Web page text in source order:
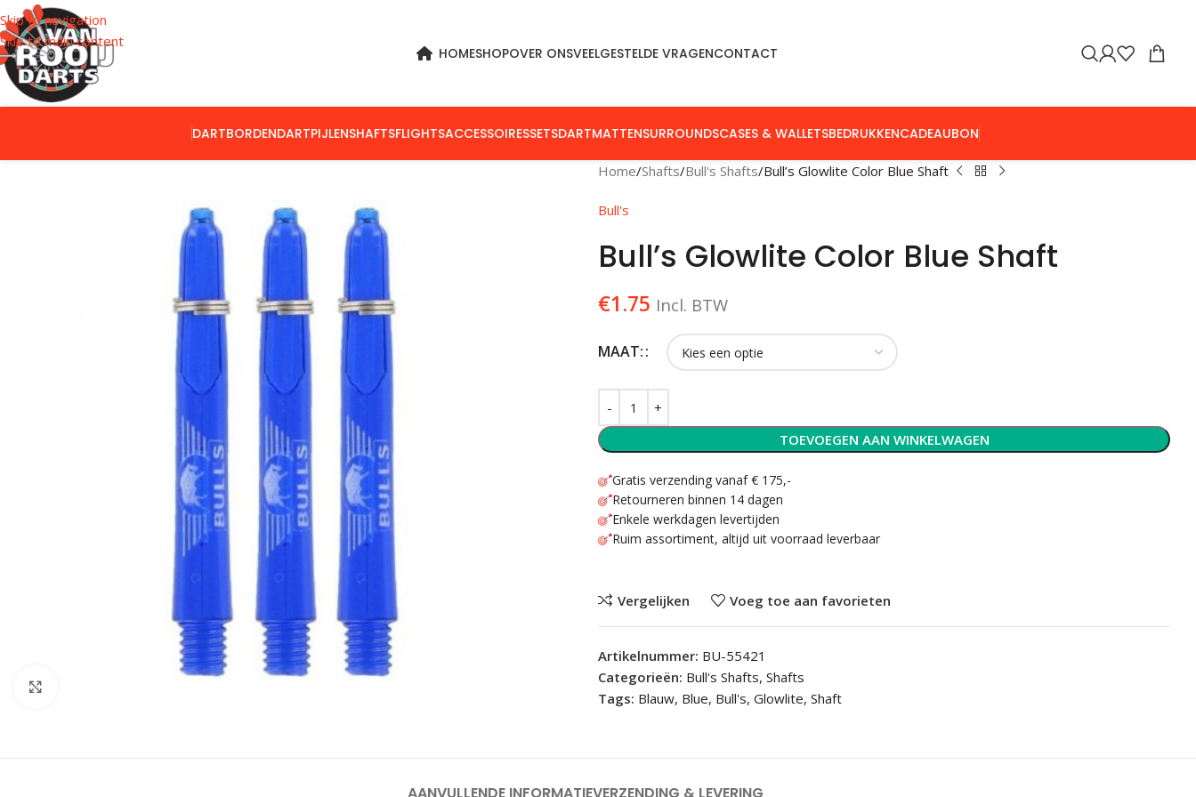
Skip to navigation
Skip to main content
HOMESHOPOVER ONSVEELGESTELDE VRAGENCONTACT
DARTBORDENDARTPIJLENSHAFTSFLIGHTSACCESSOIRESSETSDARTMATTENSURROUNDSCASES & WALLETSBEDRUKKENCADEAUBON
Home Shafts Bull's Shafts Bull’s Glowlite Color Blue Shaft
Bull's
Bull’s Glowlite Color Blue Shaft
€1.75 Incl. BTW
MAAT:
TOEVOEGEN AAN WINKELWAGEN
Gratis verzending vanaf € 175,-
Retourneren binnen 14 dagen
Enkele werkdagen levertijden
Ruim assortiment, altijd uit voorraad leverbaar
Vergelijken Voeg toe aan favorieten
Artikelnummer: BU-55421
Categorieën: Bull's Shafts, Shafts
Tags: Blauw, Blue, Bull's, Glowlite, Shaft